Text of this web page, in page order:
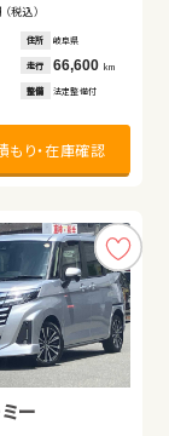
（税込）
住所 岐阜県
走行 66,600 km
整備 法定整備付
もり・在庫確認
ー
走行
整備 法定整備付
もり・在庫確認
ト ＨＢ
込）
万円
走行
整備 法定整備付
もり・在庫確認
ス